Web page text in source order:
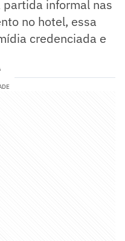
informal nas
no hotel, essa
credenciada e